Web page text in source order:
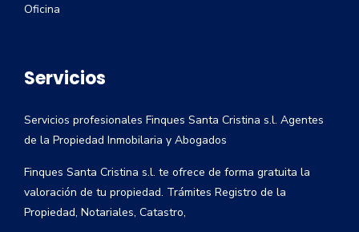
Oficina
Servicios
Servicios profesionales Finques Santa Cristina s.l. Agentes
de la Propiedad Inmobilaria y Abogados
Finques Santa Cristina s.l. te ofrece de forma gratuita la
valoración de tu propiedad. Trámites Registro de la
Propiedad, Notariales, Catastro,